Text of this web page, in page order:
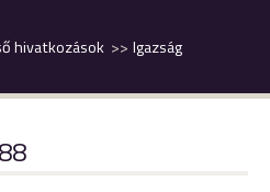
Igazság
hivatkozások